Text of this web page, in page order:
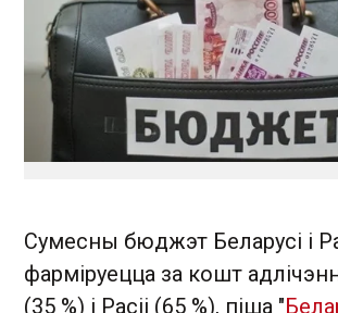
Сумесны бюджэт Беларусі і
фарміруецца за кошт
(35 %) і Расіі (65 %), піша "